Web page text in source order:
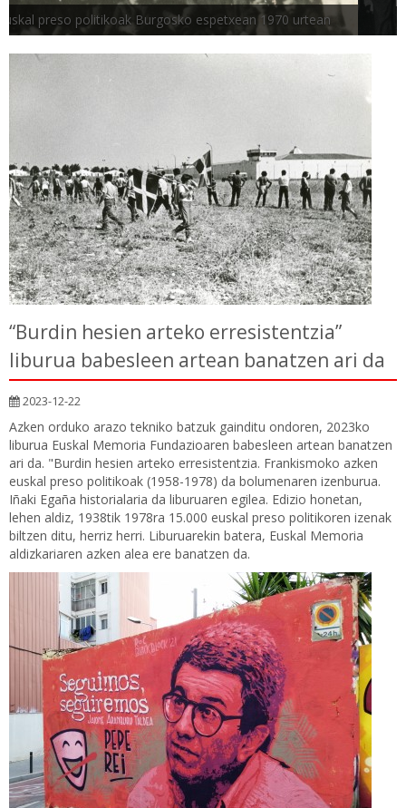
amnistiaren aldeko mobilizazio batean
“Burdin hesien arteko erresistentzia”
liburua babesleen artean banatzen ari da
2023-12-22
Azken orduko arazo tekniko batzuk gainditu ondoren, 2023ko
liburua Euskal Memoria Fundazioaren babesleen artean banatzen
ari da. "Burdin hesien arteko erresistentzia. Frankismoko azken
euskal preso politikoak (1958-1978) da bolumenaren izenburua.
Iñaki Egaña historialaria da liburuaren egilea. Edizio honetan,
lehen aldiz, 1938tik 1978ra 15.000 euskal preso politikoren izenak
biltzen ditu, herriz herri. Liburuarekin batera, Euskal Memoria
aldizkariaren azken alea ere banatzen da.